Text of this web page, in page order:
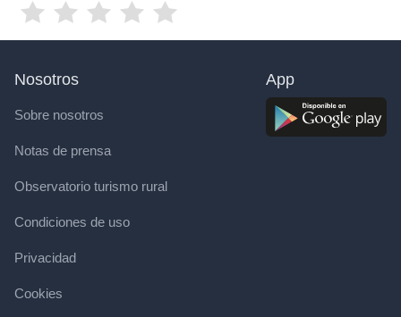
Nosotros
Sobre nosotros
Notas de prensa
Observatorio turismo rural
Condiciones de uso
Privacidad
Cookies
App